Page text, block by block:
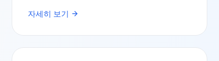
자세히 보기